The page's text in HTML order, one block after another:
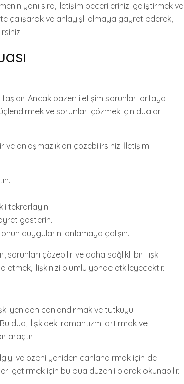
yanı sıra, iletişim becerilerinizi geliştirmek ve
çalışarak ve anlayışlı olmaya gayret ederek,
Ancak bazen iletişim sorunları ortaya
ve sorunları çözmek için dualar
anlaşmazlıkları çözebilirsiniz. İletişimi
tekrarlayın.
gösterin.
duygularını anlamaya çalışın.
çözebilir ve daha sağlıklı bir ilişki
etmek, ilişkinizi olumlu yönde etkileyecektir.
yeniden canlandırmak ve tutkuyu
dua, ilişkideki romantizmi artırmak ve
araçtır.
ve özeni yeniden canlandırmak için de
getirmek için bu dua düzenli olarak okunabilir.